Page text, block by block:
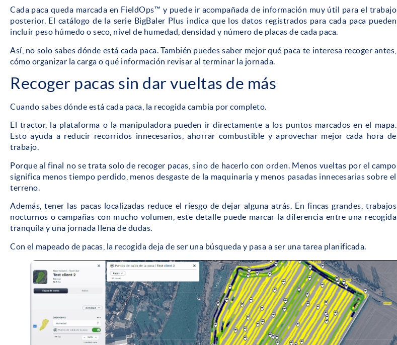
Cada paca queda marcada en FieldOps™ y puede ir acompañada de información muy útil para el trabajo
posterior. El catálogo de la serie BigBaler Plus indica que los datos registrados para cada paca pueden
incluir peso húmedo o seco, nivel de humedad, densidad y número de placas de cada paca.
Así, no solo sabes dónde está cada paca. También puedes saber mejor qué paca te interesa recoger antes,
cómo organizar la carga o qué información revisar al terminar la jornada.
Recoger pacas sin dar vueltas de más
Cuando sabes dónde está cada paca, la recogida cambia por completo.
El tractor, la plataforma o la manipuladora pueden ir directamente a los puntos marcados en el mapa.
Esto ayuda a reducir recorridos innecesarios, ahorrar combustible y aprovechar mejor cada hora de
trabajo.
Porque al final no se trata solo de recoger pacas, sino de hacerlo con orden. Menos vueltas por el campo
significa menos tiempo perdido, menos desgaste de la maquinaria y menos pasadas innecesarias sobre el
terreno.
Además, tener las pacas localizadas reduce el riesgo de dejar alguna atrás. En fincas grandes, trabajos
nocturnos o campañas con mucho volumen, este detalle puede marcar la diferencia entre una recogida
tranquila y una jornada llena de dudas.
Con el mapeado de pacas, la recogida deja de ser una búsqueda y pasa a ser una tarea planificada.